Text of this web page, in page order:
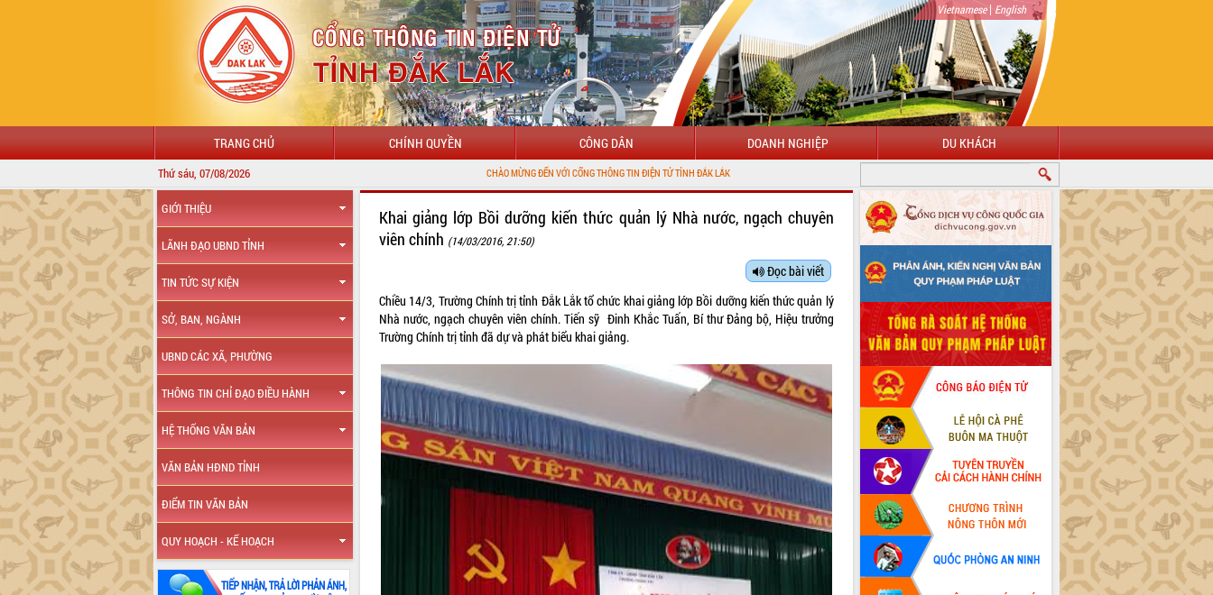
Vietnamese| English
TRANG CHỦ CHÍNH QUYỀN CÔNG DÂN DOANH NGHIỆP DU KHÁCH
Thứ sáu, 07/08/2026 CHÀO MỪNG ĐẾN VỚI CỔNG THÔNG TIN ĐIỆN TỬ TỈNH ĐẮK LẮK
GIỚI THIỆU
LÃNH ĐẠO UBND TỈNH
TIN TỨC SỰ KIỆN
SỞ, BAN, NGÀNH
UBND CÁC XÃ, PHƯỜNG
THÔNG TIN CHỈ ĐẠO ĐIỀU HÀNH
HỆ THỐNG VĂN BẢN
VĂN BẢN HĐND TỈNH
ĐIỂM TIN VĂN BẢN
QUY HOẠCH - KẾ HOẠCH
Khai giảng lớp Bồi dưỡng kiến thức quản lý Nhà nước, ngạch chuyên
viên chính (14/03/2016, 21:50)
Đọc bài viết
Chiều 14/3, Trường Chính trị tỉnh Đắk Lắk tổ chức khai giảng lớp Bồi dưỡng kiến thức quản lý
Nhà nước, ngạch chuyên viên chính. Tiến sỹ Đinh Khắc Tuấn, Bí thư Đảng bộ, Hiệu trưởng
Trường Chính trị tỉnh đã dự và phát biểu khai giảng.